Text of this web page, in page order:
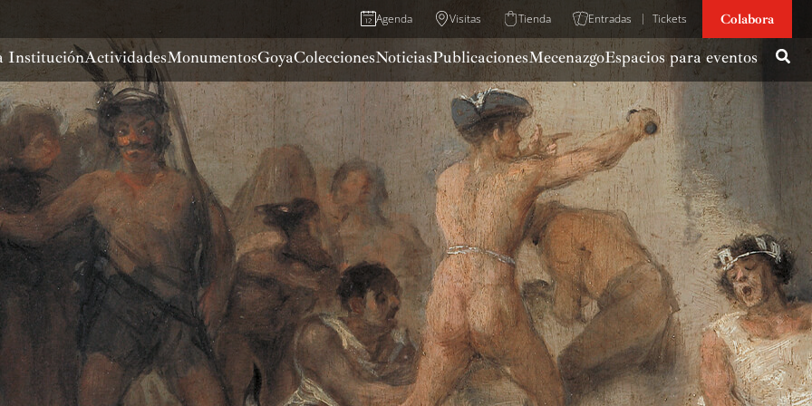
Agenda Visitas Tienda Entradas Tickets Colabora
InstituciónActividadesMonumentosGoyaColeccionesNoticiasPublicacionesMecenazgoEspacios para eventos